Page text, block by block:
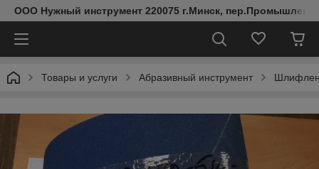
ООО Нужный инструмент 220075 г.Минск,
Товары и услуги Абразивный инструмент